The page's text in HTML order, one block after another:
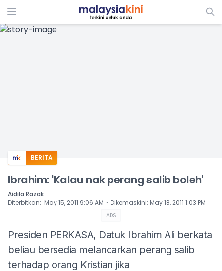
ADS
BERITA
Ibrahim: 'Kalau nak perang salib boleh'
Aidila Razak
Diterbitkan: May 15, 2011 9:06 AM ⋅ Dikemaskini: May 18, 2011 1:03 PM
ADS
Presiden PERKASA, Datuk Ibrahim Ali berkata
beliau bersedia melancarkan perang salib
terhadap orang Kristian jika